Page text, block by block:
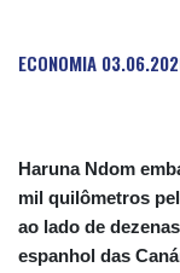
ECONOMIA
Haruna Ndom
mil quilômetros
ao lado de
espanhol das